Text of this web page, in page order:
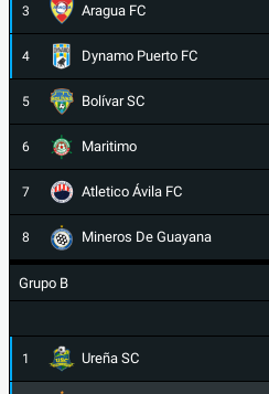
3 Aragua FC
4 Dynamo Puerto FC
5 Bolívar SC
6 Maritimo
7 Atletico Ávila FC
8 Mineros De Guayana
Grupo B
1 Ureña SC